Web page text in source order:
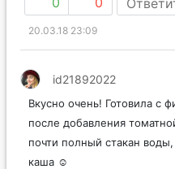
20.03.18 23:09
id21892022
Вкусно очень! Готовила с
после добавления
почти полный стакан
каша ☺️